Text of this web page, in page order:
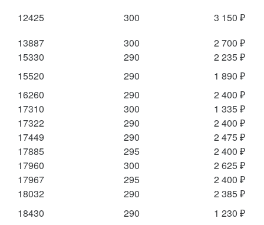
12425
300
3 150 ₽
13887
300
2 700 ₽
15330
290
2 235 ₽
15520
290
1 890 ₽
16260
290
2 400 ₽
17310
300
1 335 ₽
17322
290
2 400 ₽
17449
290
2 475 ₽
17885
295
2 400 ₽
17960
300
2 625 ₽
17967
295
2 400 ₽
18032
290
2 385 ₽
18430
290
1 230 ₽